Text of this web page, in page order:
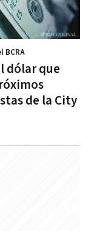
dólar que
de la City
BCRA